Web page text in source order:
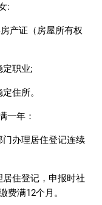
:
产证（房屋所有权
定职业;
住所。
一年：
门办理居住登记连续
居住登记，申报时社
费满12个月。